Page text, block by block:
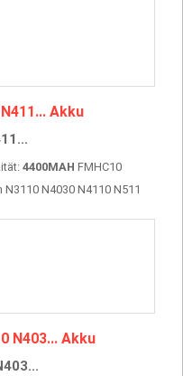
4400MAH FMHC10
N4030 N4110 N511